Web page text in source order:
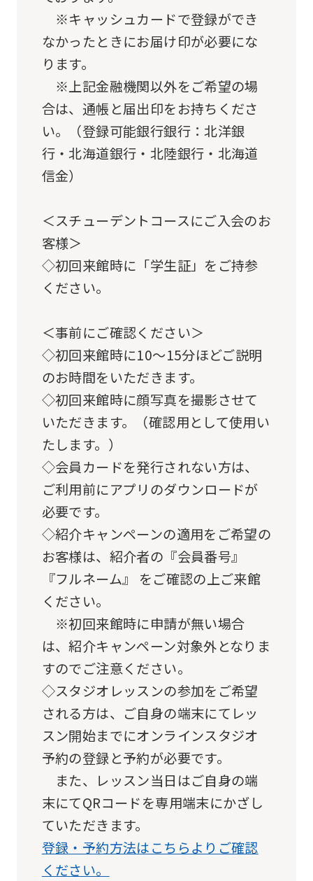
※キャッシュカードで登録ができ
なかったときにお届け印が必要にな
ります。
※上記金融機関以外をご希望の場
合は、通帳と届出印をお持ちくださ
い。（登録可能銀行銀行：北洋銀
行・北海道銀行・北陸銀行・北海道
信金）
＜スチューデントコースにご入会のお
客様＞
◇初回来館時に「学生証」をご持参
ください。
＜事前にご確認ください＞
◇初回来館時に10～15分ほどご説明
のお時間をいただきます。
◇初回来館時に顔写真を撮影させて
いただきます。（確認用として使用い
たします。）
◇会員カードを発行されない方は、
ご利用前にアプリのダウンロードが
必要です。
◇紹介キャンペーンの適用をご希望の
お客様は、紹介者の『会員番号』
『フルネーム』 をご確認の上ご来館
ください。
※初回来館時に申請が無い場合
は、紹介キャンペーン対象外となりま
すのでご注意ください。
◇スタジオレッスンの参加をご希望
される方は、ご自身の端末にてレッ
スン開始までにオンラインスタジオ
予約の登録と予約が必要です。
また、レッスン当日はご自身の端
末にてQRコードを専用端末にかざし
ていただきます。
登録・予約方法はこちらよりご確認
ください。
version
of
website
will
be
translated
it
not
accurate
translation.
The
translation
may
from
the
content.
We
ask
you
fully
understand
this
before
using
the
service.